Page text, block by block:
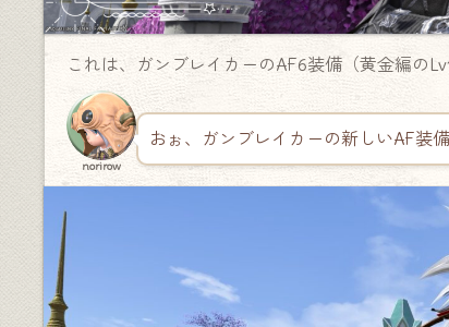
これは、ガンブレイカーのAF6装備（黄金編の
norirow
おぉ、ガンブレイカーの新しいAF装